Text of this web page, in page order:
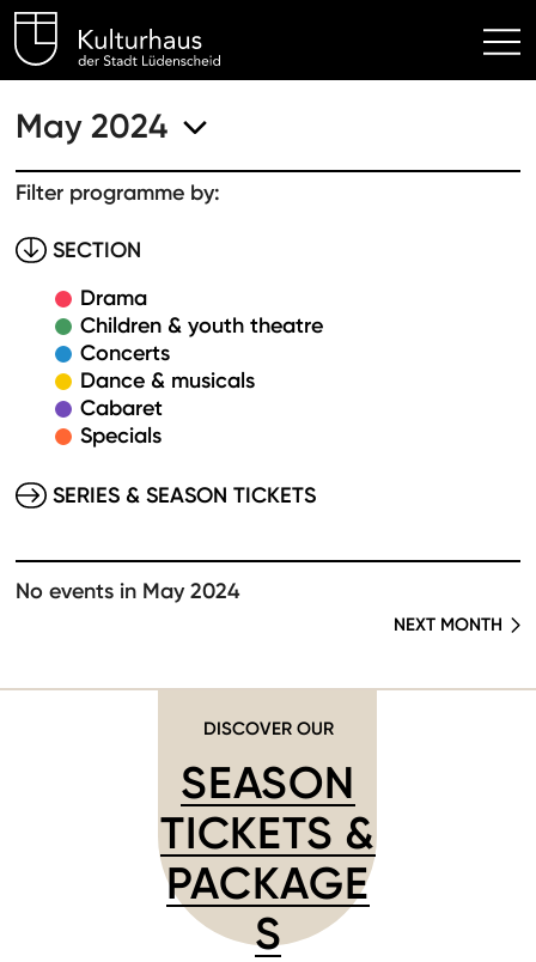
Kulturhaus Lüdenscheid
May 2024
Filter programme by:
SECTION
Drama
Children & youth theatre
Concerts
Dance & musicals
Cabaret
Specials
SERIES & SEASON TICKETS
No events in May 2024
NEXT MONTH
DISCOVER OUR
SEASON
TICKETS &
PACKAGE
S